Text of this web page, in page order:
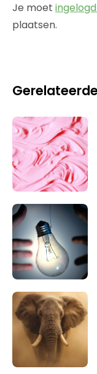
Je moet
plaatsen.